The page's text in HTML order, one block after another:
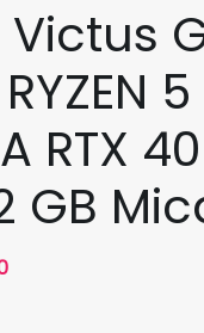
Victus
RTX
GB
Harga